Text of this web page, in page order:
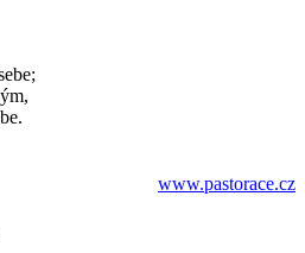
www.pastorace.cz